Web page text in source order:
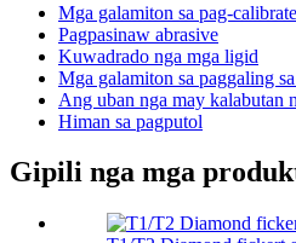
Mga galamiton sa pag-calibrate
Pagpasinaw abrasive
Kuwadrado nga mga ligid
Mga galamiton sa paggaling
Ang uban nga may kalabutan
Himan sa pagputol
Gipili nga mga